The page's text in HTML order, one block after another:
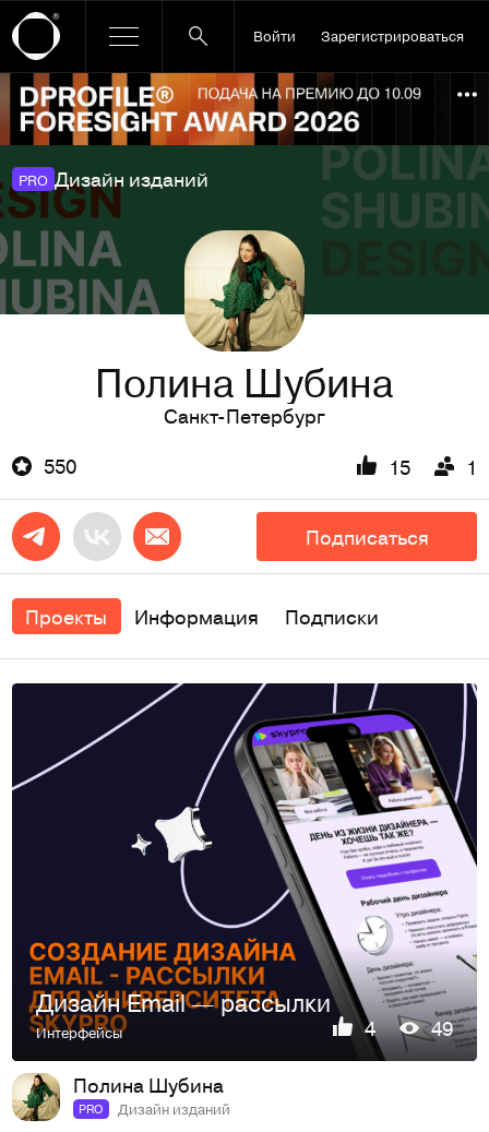
Войти Зарегистрироваться
Ссылка баннера
PRO Дизайн изданий
Полина Шубина
Санкт-Петербург
550
15 1
Подписаться
Проекты Информация Подписки
Дизайн Email — рассылки
Интерфейсы 4 49
Полина Шубина
PRO Дизайн изданий